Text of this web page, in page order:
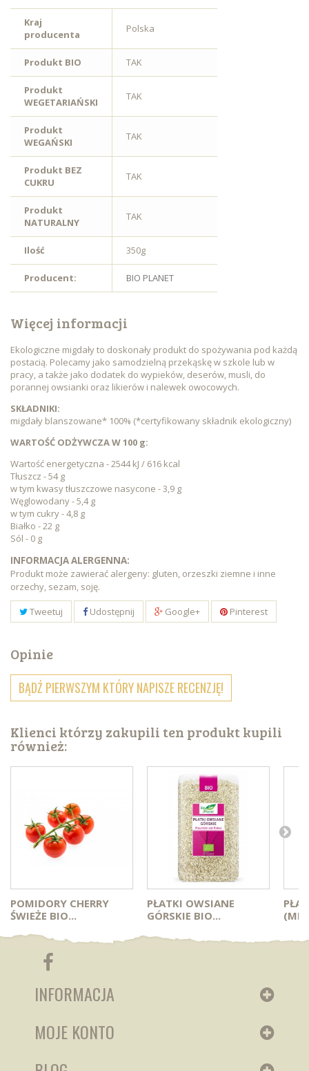
Kraj
producenta
Polska
Produkt BIO TAK
Produkt
WEGETARIAŃSKI
TAK
Produkt
WEGAŃSKI
TAK
Produkt BEZ
CUKRU
TAK
Produkt
NATURALNY
TAK
Ilość 350g
Producent: BIO PLANET
Więcej informacji
Ekologiczne migdały to doskonały produkt do spożywania pod każdą
postacią. Polecamy jako samodzielną przekąskę w szkole lub w
pracy, a także jako dodatek do wypieków, deserów, musli, do
porannej owsianki oraz likierów i nalewek owocowych.
SKŁADNIKI:
migdały blanszowane* 100% (*certyfikowany składnik ekologiczny)
WARTOŚĆ ODŻYWCZA W 100 g:
Wartość energetyczna - 2544 kJ / 616 kcal
Tłuszcz - 54 g
w tym kwasy tłuszczowe nasycone - 3,9 g
Węglowodany - 5,4 g
w tym cukry - 4,8 g
Białko - 22 g
Sól - 0 g
INFORMACJA ALERGENNA:
Produkt może zawierać alergeny: gluten, orzeszki ziemne i inne
orzechy, sezam, soję.
Tweetuj
Udostępnij Google+ Pinterest
Opinie
BĄDŹ PIERWSZYM KTÓRY NAPISZE RECENZJĘ!
Klienci którzy zakupili ten produkt kupili
również:
POMIDORY CHERRY
ŚWIEŻE BIO...
PŁATKI OWSIANE
GÓRSKIE BIO...
INFORMACJA
MOJE KONTO